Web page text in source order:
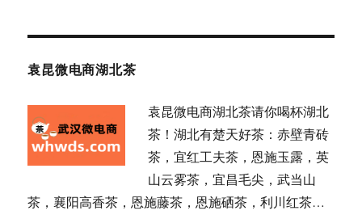
袁昆微电商湖北茶
袁昆微电商湖北茶请你喝杯湖北
茶！湖北有楚天好茶：赤壁青砖
茶，宜红工夫茶，恩施玉露，英
山云雾茶，宜昌毛尖，武当山
茶，襄阳高香茶，恩施藤茶，恩施硒茶，利川红茶…